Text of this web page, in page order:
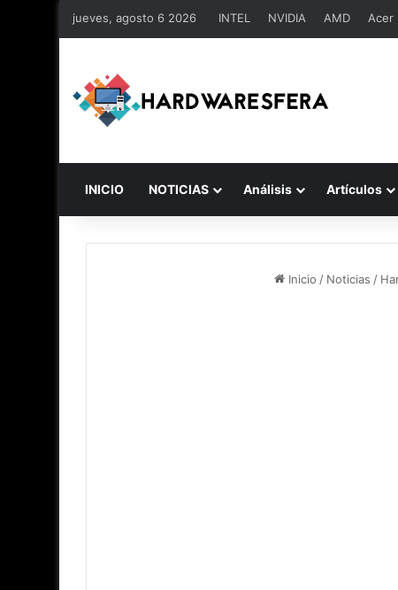
jueves, agosto 6 2026 INTEL NVIDIA AMD Acer
INICIO NOTICIAS Análisis Artículos
Inicio / Noticias /